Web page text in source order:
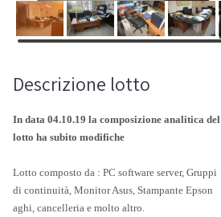
Descrizione lotto
In data 04.10.19 la composizione analitica del
lotto ha subito modifiche
Lotto composto da : PC software server, Gruppi
di continuità, Monitor Asus, Stampante Epson
aghi, cancelleria e molto altro.